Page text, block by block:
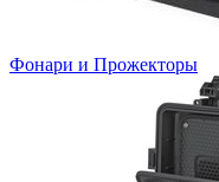
Фонари и Прожекторы